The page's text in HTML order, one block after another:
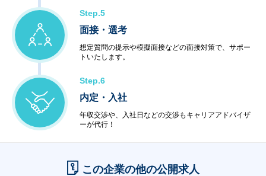
Step.5
面接・選考
想定質問の提示や模擬面接などの面接対策で、サポー
トいたします。
Step.6
内定・入社
年収交渉や、入社日などの交渉もキャリアアドバイザ
ーが代行！
この企業の他の公開求人